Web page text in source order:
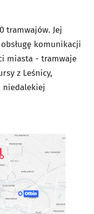
tramwajów. Jej
komunikacji
miasta - tramwaje
z Leśnicy,
niedalekiej